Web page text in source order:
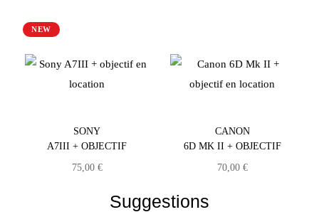
NEW
SONY
A7III + OBJECTIF
75,00 €
CANON
6D MK II + OBJECTIF
70,00 €
Suggestions